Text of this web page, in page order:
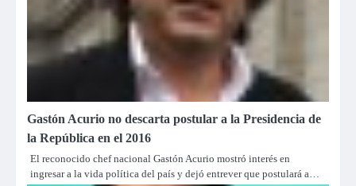
Gastón Acurio no descarta postular a la Presidencia de
la República en el 2016
El reconocido chef nacional Gastón Acurio mostró interés en
ingresar a la vida política del país y dejó entrever que postulará a…